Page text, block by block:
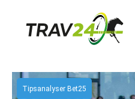
Tipsanalyser Bet25